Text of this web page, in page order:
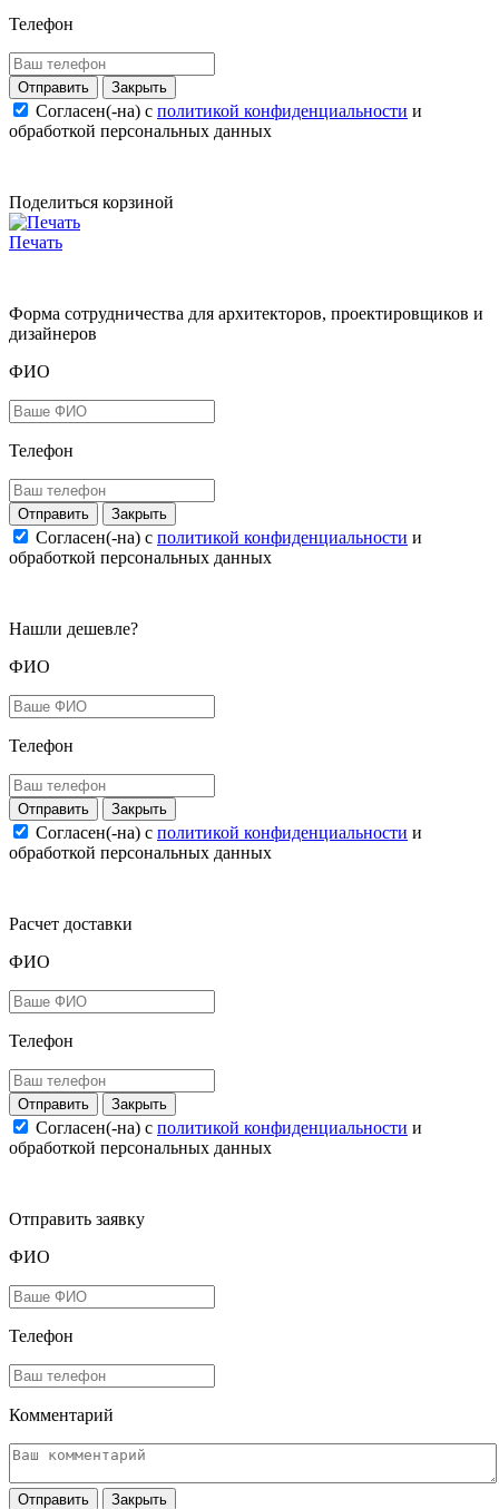
Телефон
Закрыть
Согласен(-на) c политикой конфиденциальности и
обработкой персональных данных
Поделиться корзиной
Печать
Форма сотрудничества для архитекторов, проектировщиков и
дизайнеров
ФИО
Телефон
Закрыть
Согласен(-на) c политикой конфиденциальности и
обработкой персональных данных
Нашли дешевле?
ФИО
Телефон
Закрыть
Согласен(-на) c политикой конфиденциальности и
обработкой персональных данных
Расчет доставки
ФИО
Телефон
Закрыть
Согласен(-на) c политикой конфиденциальности и
обработкой персональных данных
Отправить заявку
ФИО
Телефон
Комментарий
Закрыть